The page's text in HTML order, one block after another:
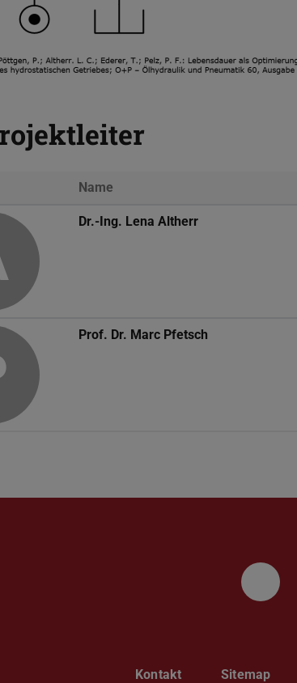
Name
Dr.-Ing. Lena Altherr
Prof. Dr. Marc Pfetsch
Kontakt Sitemap